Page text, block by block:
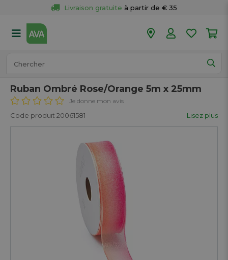
Livraison gratuite à partir de € 35
50 magasins
Ruban Ombré Rose/Orange 5m x 25mm
Je donne mon avis
Code produit 20061581 Lisez plus